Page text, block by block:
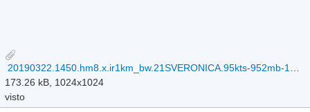
20190322.1450.hm8.x.ir1km_bw.21SVERONICA.95kts-952mb-181S-1168E.100pc.jpg
173.26 kB, 1024x1024
visto